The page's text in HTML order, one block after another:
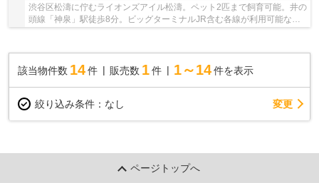
渋谷区松濤に佇むライオンズアイル松濤。ペット2匹まで飼育可能。井の
頭線「神泉」駅徒歩8分。ビッグターミナルJR含む各線が利用可能な
該当物件数 14件 販売数 1 件 1～14 件を表示
絞り込み条件： なし 変更
ページトップへ